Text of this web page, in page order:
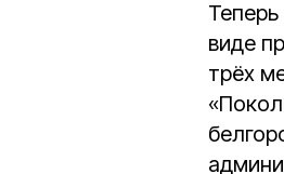
виде
трёх